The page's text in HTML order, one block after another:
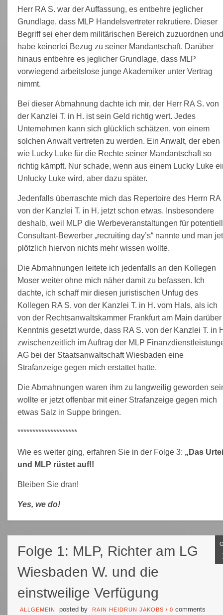
Herr RA S. war der Auffassung, es entbehre jeglicher
Grundlage, dass MLP Handelsvertreter rekrutiere. Dieser
Begriff sei eher dem militärischen Bereich zuzuordnen und
habe keinerlei Bezug zu seiner Mandantschaft. Darüber
hinaus entbehre es jeglicher Grundlage, dass MLP
vorwiegend arbeitslose junge Akademiker unter Vertrag
nimmt.
Bei dieser Abmahnung dachte ich mir, der Herr RA S. von
der Kanzlei T. in H. ist sein Geld richtig wert. Jedes
Unternehmen kann sich glücklich schätzen, von einem
solchen Anwalt vertreten zu werden. Ein Anwalt, der eben
wie Lucky Luke für die Rechte seiner Mandantschaft so
richtig kämpft. Nur schade, wenn aus einem Lucky Luke
Unlucky Luke wird, aber dazu später.
Jedenfalls überraschte mich das Repertoire des Herrn RA
von der Kanzlei T. in H. jetzt schon etwas. Insbesondere
deshalb, weil MLP die Werbeveranstaltungen für
Consultant-Bewerber „recruiting day’s“ nannte und man
plötzlich hiervon nichts mehr wissen wollte.
Die Abmahnungen leitete ich jedenfalls an den Kollegen
Moser weiter ohne mich näher damit zu befassen. Ich
dachte, ich schaff mir diesen juristischen Unfug des
Kollegen RA S. von der Kanzlei T. in H. vom Hals, als ich
von der Rechtsanwaltskammer Frankfurt am Main darüber
Kenntnis gesetzt wurde, dass RA S. von der Kanzlei T. in
zwischenzeitlich im Auftrag der MLP
AG bei der Staatsanwaltschaft Wiesbaden eine
Strafanzeige gegen mich erstattet hatte.
Die Abmahnungen waren ihm zu langweilig geworden
wollte er jetzt offenbar mit einer Strafanzeige gegen mich
etwas Salz in Suppe bringen.
********************
Wie es weiter ging, erfahren Sie in der Folge 3: „Das
und MLP rüstet auf!!
Bleiben Sie dran!
Yes, we do!
Folge 1: MLP, Richter am LG
Wiesbaden W. und die
einstweilige Verfügung
ALLGEMEIN posted by RAIN HEIDRUN JAKOBS / 0 comments